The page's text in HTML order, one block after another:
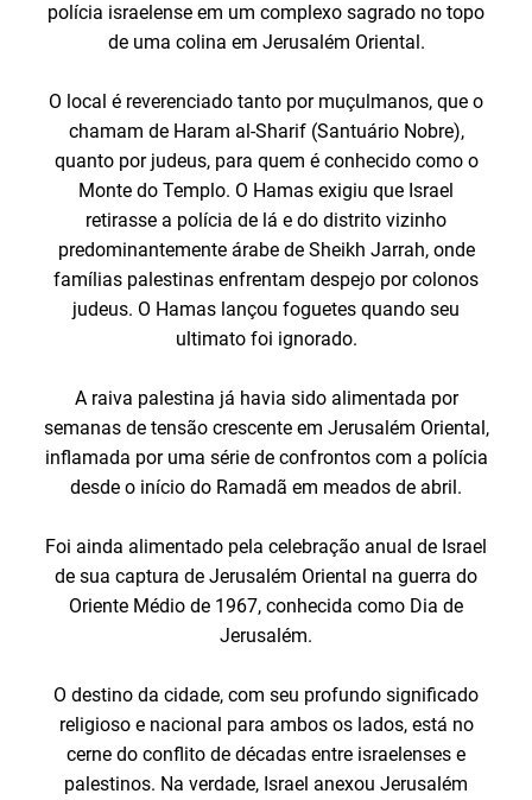
polícia israelense em um complexo sagrado no topo
de uma colina em Jerusalém Oriental.
O local é reverenciado tanto por muçulmanos, que o
chamam de Haram al-Sharif (Santuário Nobre),
quanto por judeus, para quem é conhecido como o
Monte do Templo. O Hamas exigiu que Israel
retirasse a polícia de lá e do distrito vizinho
predominantemente árabe de Sheikh Jarrah, onde
famílias palestinas enfrentam despejo por colonos
judeus. O Hamas lançou foguetes quando seu
ultimato foi ignorado.
A raiva palestina já havia sido alimentada por
semanas de tensão crescente em Jerusalém Oriental,
inflamada por uma série de confrontos com a polícia
desde o início do Ramadã em meados de abril.
Foi ainda alimentado pela celebração anual de Israel
de sua captura de Jerusalém Oriental na guerra do
Oriente Médio de 1967, conhecida como Dia de
Jerusalém.
O destino da cidade, com seu profundo significado
religioso e nacional para ambos os lados, está no
cerne do conflito de décadas entre israelenses e
palestinos. Na verdade, Israel anexou Jerusalém